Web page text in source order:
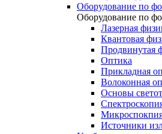
Оборудование по
Оборудование по
Лазерная
Квантовая
Продвинутая
Оптика
Прикладная
Волоконная
Основы
Источники